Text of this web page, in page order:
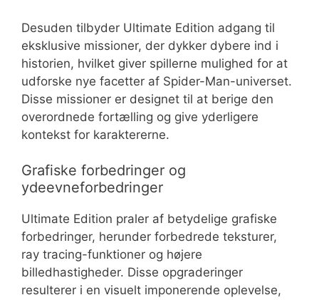
Desuden tilbyder Ultimate Edition adgang til
eksklusive missioner, der dykker dybere ind i
historien, hvilket giver spillerne mulighed for at
udforske nye facetter af Spider-Man-universet.
Disse missioner er designet til at berige den
overordnede fortælling og give yderligere
kontekst for karaktererne.
Grafiske forbedringer og
ydeevneforbedringer
Ultimate Edition praler af betydelige grafiske
forbedringer, herunder forbedrede teksturer,
ray tracing-funktioner og højere
billedhastigheder. Disse opgraderinger
resulterer i en visuelt imponerende oplevelse,